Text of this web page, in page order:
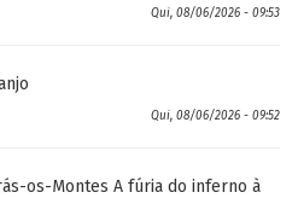
Qui, 08/06/2026 - 09:53
Qui, 08/06/2026 - 09:52
os-Montes A fúria do inferno à